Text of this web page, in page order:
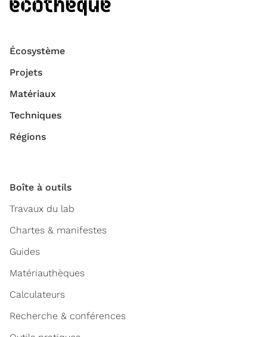
Écosystème
Projets
Matériaux
Techniques
Régions
Boîte à outils
Travaux du lab
Chartes & manifestes
Guides
Matériauthèques
Calculateurs
Recherche & conférences